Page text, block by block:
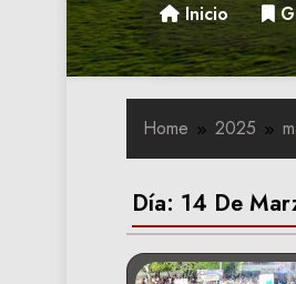
Inicio
Home 2025
Día: 14 De